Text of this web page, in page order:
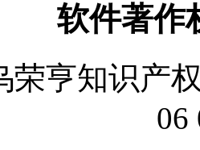
软件著作
荣亨知识产
06